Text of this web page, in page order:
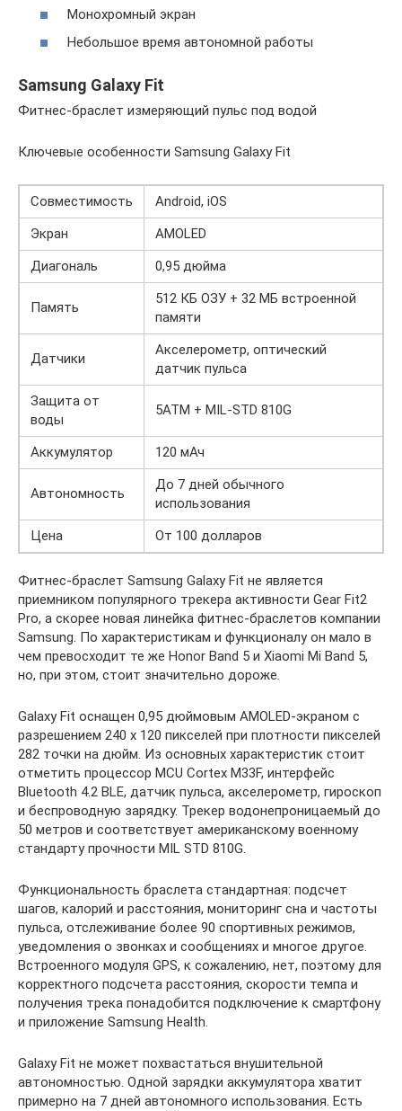
Монохромный экран
Небольшое время автономной работы
Samsung Galaxy Fit
Фитнес-браслет измеряющий пульс под водой
Ключевые особенности Samsung Galaxy Fit
Совместимость
Android, iOS
Экран
AMOLED
Диагональ
0,95 дюйма
Память
512 КБ ОЗУ + 32 МБ встроенной
памяти
Датчики
Акселерометр, оптический
датчик пульса
Защита от
воды
5ATM + MIL-STD 810G
Аккумулятор 120 мАч
Автономность
До 7 дней обычного
использования
Цена
От 100 долларов
Фитнес-браслет Samsung Galaxy Fit не является
приемником популярного трекера активности Gear Fit2
Pro, а скорее новая линейка фитнес-браслетов компании
Samsung. По характеристикам и функционалу он мало в
чем превосходит те же Honor Band 5 и Xiaomi Mi Band 5,
но, при этом, стоит значительно дороже.
Galaxy Fit оснащен 0,95 дюймовым AMOLED-экраном с
разрешением 240 х 120 пикселей при плотности пикселей
282 точки на дюйм. Из основных характеристик стоит
отметить процессор MCU Cortex M33F, интерфейс
Bluetooth 4.2 BLE, датчик пульса, акселерометр, гироскоп
и беспроводную зарядку. Трекер водонепроницаемый до
50 метров и соответствует американскому военному
стандарту прочности MIL STD 810G.
Функциональность браслета стандартная: подсчет
шагов, калорий и расстояния, мониторинг сна и частоты
пульса, отслеживание более 90 спортивных режимов,
уведомления о звонках и сообщениях и многое другое.
Встроенного модуля GPS, к сожалению, нет, поэтому для
корректного подсчета расстояния, скорости темпа и
получения трека понадобится подключение к смартфону
и приложение Samsung Health.
Galaxy Fit не может похвастаться внушительной
автономностью. Одной зарядки аккумулятора хватит
примерно на 7 дней автономного использования. Есть